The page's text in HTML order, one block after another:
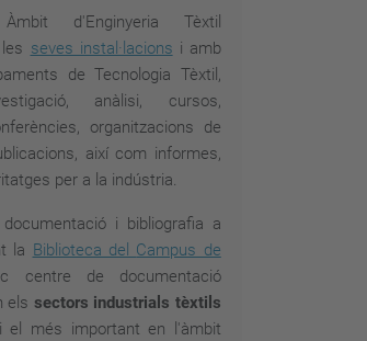
d'Enginyeria Tèxtil
seves instal·lacions i amb
de Tecnologia Tèxtil ,
anàlisi, cursos,
organitzacions de
així com informes,
per a la indústria.
i bibliografia a
la Biblioteca del Campus de
centre de documentació
els sectors industrials tèxtils
més important en l'àmbit